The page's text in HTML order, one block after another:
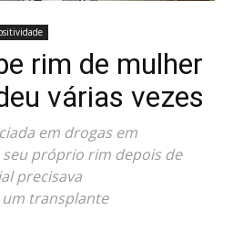
rim de mulher
várias vezes
em drogas em
próprio rim depois de
precisava
transplante